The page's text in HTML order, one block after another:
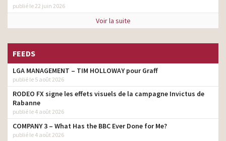
publié le 22 juin 2026
Voir la suite
FEEDS
LGA MANAGEMENT – TIM HOLLOWAY pour Graff
publié le 5 août 2026
RODEO FX signe les effets visuels de la campagne Invictus de
Rabanne
publié le 4 août 2026
COMPANY 3 – What Has the BBC Ever Done for Me?
publié le 4 août 2026